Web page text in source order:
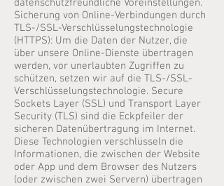
datenschutzfreundliche Voreinstellungen.
Sicherung von Online-Verbindungen durch
TLS-/SSL-Verschlüsselungstechnologie
(HTTPS): Um die Daten der Nutzer, die
über unsere Online-Dienste übertragen
werden, vor unerlaubten Zugriffen zu
schützen, setzen wir auf die TLS-/SSL-
Verschlüsselungstechnologie. Secure
Sockets Layer (SSL) und Transport Layer
Security (TLS) sind die Eckpfeiler der
sicheren Datenübertragung im Internet.
Diese Technologien verschlüsseln die
Informationen, die zwischen der Website
oder App und dem Browser des Nutzers
(oder zwischen zwei Servern) übertragen